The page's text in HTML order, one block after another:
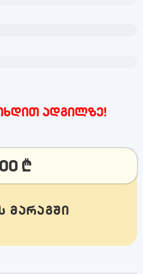
ადგილზე!
₾
მარაგში